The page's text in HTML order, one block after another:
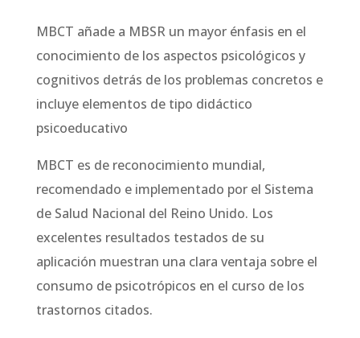
MBCT añade a MBSR un mayor énfasis en el
conocimiento de los aspectos psicológicos y
cognitivos detrás de los problemas concretos e
incluye elementos de tipo didáctico
psicoeducativo
MBCT es de reconocimiento mundial,
recomendado e implementado por el Sistema
de Salud Nacional del Reino Unido. Los
excelentes resultados testados de su
aplicación muestran una clara ventaja sobre el
consumo de psicotrópicos en el curso de los
trastornos citados.